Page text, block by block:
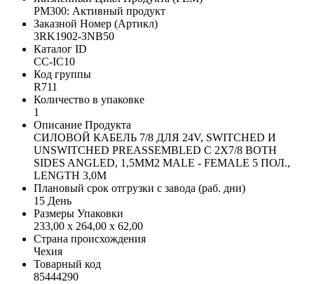
PM300: Активный продукт
Заказной Номер (Артикл)
3RK1902-3NB50
Каталог ID
CC-IC10
Код группы
R711
Количество в упаковке
1
Описание Продукта
СИЛОВОЙ КАБЕЛЬ 7/8 ДЛЯ 24V, SWITCHED И
UNSWITCHED PREASSEMBLED C 2X7/8 BOTH
SIDES ANGLED, 1,5MM2 MALE - FEMALE 5 ПОЛ.,
LENGTH 3,0M
Плановый срок отгрузки с завода (раб. дни)
15 День
Размеры Упаковки
233,00 x 264,00 x 62,00
Страна происхождения
Чехия
Товарный код
85444290